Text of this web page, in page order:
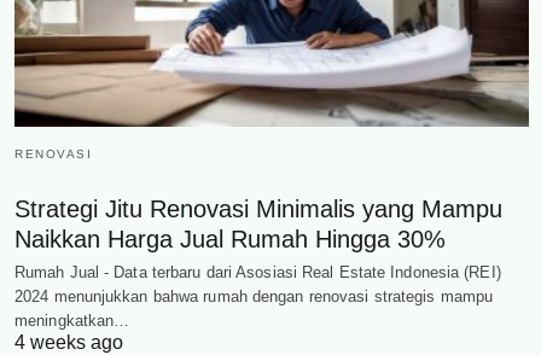
RENOVASI
Strategi Jitu Renovasi Minimalis yang Mampu
Naikkan Harga Jual Rumah Hingga 30%
Rumah Jual - Data terbaru dari Asosiasi Real Estate Indonesia (REI)
2024 menunjukkan bahwa rumah dengan renovasi strategis mampu
meningkatkan…
4 weeks ago